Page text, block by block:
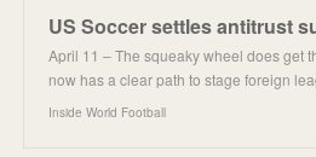
April 11 – The squeaky wheel does get
now has a clear path to stage foreign
Inside World Football